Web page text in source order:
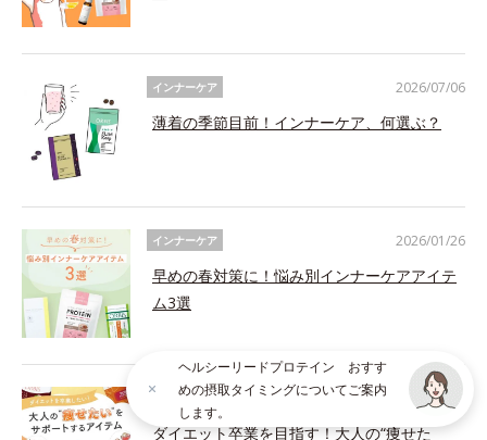
インナーケア
薄着の季節目前！インナーケア、何選ぶ？
2026/07/06
インナーケア
早めの春対策に！悩み別インナーケアアイテ
ム3選
2026/01/26
インナーケア
ダイエット卒業を目指す！大人の“痩せた
2026/01/22
ヘルシーリードプロテイン おすす
めの摂取タイミングについてご案内
します。